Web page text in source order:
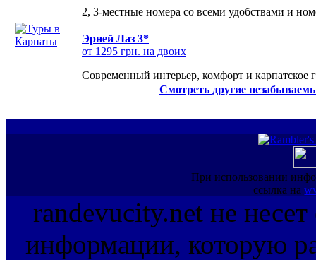
2, 3-местные номера со всеми удобствами и
Эрней Лаз 3*
от 1295 грн. на двоих
Современный интерьер, комфорт и карпатское
Смотреть другие
При использовании
ссылка на
randevucity.net не несет
информации, которую